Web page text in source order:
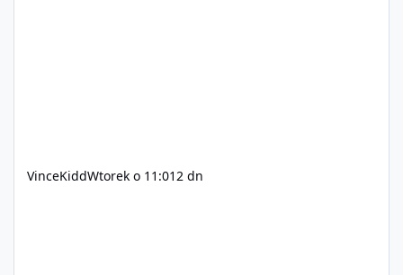
VinceKiddWtorek o 11:012 dn